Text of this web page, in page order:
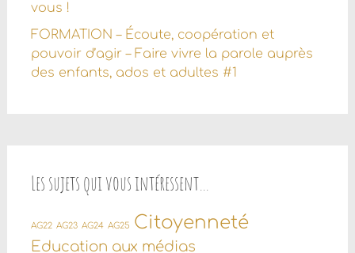
vous !
FORMATION – Écoute, coopération et
pouvoir d’agir – Faire vivre la parole auprès
des enfants, ados et adultes #1
Les sujets qui vous intéressent…
AG22 AG23 AG24 AG25 Citoyenneté
Education aux médias